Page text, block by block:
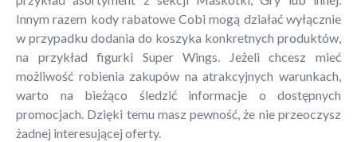
Innym razem kody rabatowe Cobi mogą działać wyłącznie
w przypadku dodania do koszyka konkretnych produktów,
na przykład figurki Super Wings. Jeżeli chcesz mieć
możliwość robienia zakupów na atrakcyjnych warunkach,
warto na bieżąco śledzić informacje o dostępnych
promocjach. Dzięki temu masz pewność, że nie przeoczysz
żadnej interesującej oferty.